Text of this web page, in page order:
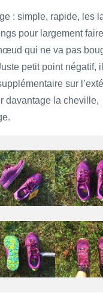
: simple, rapide, les
pour largement
qui ne va pas
petit point négatif,
sur
davantage la cheville,